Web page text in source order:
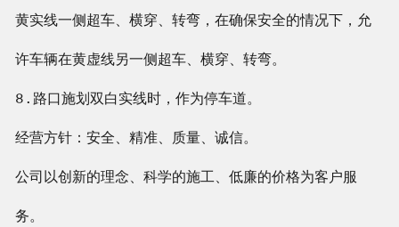
黄实线一侧超车、横穿、转弯，在确保安全的情况下，允
许车辆在黄虚线另一侧超车、横穿、转弯。
8.路口施划双白实线时，作为停车道。
经营方针：安全、精准、质量、诚信。
公司以创新的理念、科学的施工、低廉的价格为客户服
务。